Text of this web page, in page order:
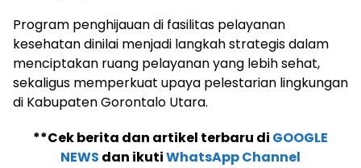
Program penghijauan di fasilitas pelayanan
kesehatan dinilai menjadi langkah strategis dalam
menciptakan ruang pelayanan yang lebih sehat,
sekaligus memperkuat upaya pelestarian lingkungan
di Kabupaten Gorontalo Utara.
**Cek berita dan artikel terbaru di GOOGLE
NEWS dan ikutiWhatsApp Channel